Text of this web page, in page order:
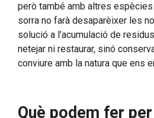
però també amb altres
sorra no farà desaparèixer les
solució a l’acumulació de
netejar ni restaurar, sinó
conviure amb la natura que ens
Què podem fer